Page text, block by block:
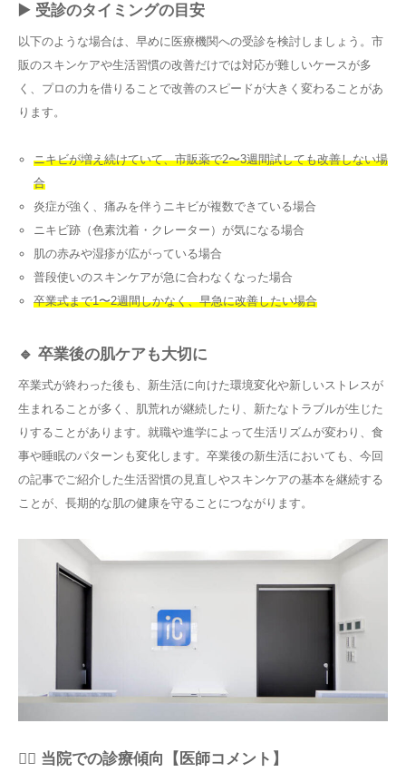
▶️ 受診のタイミングの目安
以下のような場合は、早めに医療機関への受診を検討しましょう。市
販のスキンケアや生活習慣の改善だけでは対応が難しいケースが多
く、プロの力を借りることで改善のスピードが大きく変わることがあ
ります。
ニキビが増え続けていて、市販薬で2〜3週間試しても改善しない場
合
炎症が強く、痛みを伴うニキビが複数できている場合
ニキビ跡（色素沈着・クレーター）が気になる場合
肌の赤みや湿疹が広がっている場合
普段使いのスキンケアが急に合わなくなった場合
卒業式まで1〜2週間しかなく、早急に改善したい場合
🔹 卒業後の肌ケアも大切に
卒業式が終わった後も、新生活に向けた環境変化や新しいストレスが
生まれることが多く、肌荒れが継続したり、新たなトラブルが生じた
りすることがあります。就職や進学によって生活リズムが変わり、食
事や睡眠のパターンも変化します。卒業後の新生活においても、今回
の記事でご紹介した生活習慣の見直しやスキンケアの基本を継続する
ことが、長期的な肌の健康を守ることにつながります。
👨‍⚕️ 当院での診療傾向【医師コメント】